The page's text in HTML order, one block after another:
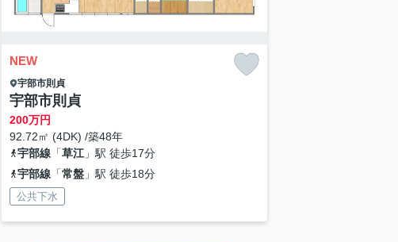
NEW
宇部市則貞
宇部市則貞
200万円
92.72㎡ (4DK) /築48年
宇部線「草江」駅 徒歩17分
宇部線「常盤」駅 徒歩18分
公共下水